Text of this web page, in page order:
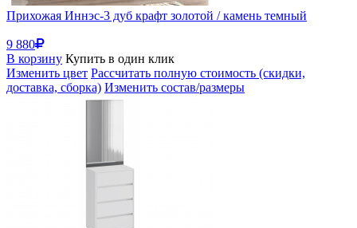
Прихожая Иннэс-3 дуб крафт золотой / камень темный
9 880
В корзину Купить в один клик
Изменить цвет Рассчитать полную стоимость (скидки,
доставка, сборка) Изменить состав/размеры